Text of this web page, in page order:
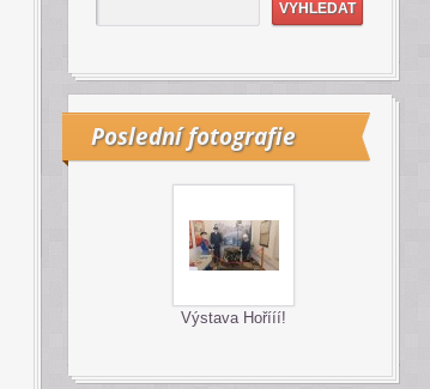
Poslední fotografie
Výstava Hořííí!